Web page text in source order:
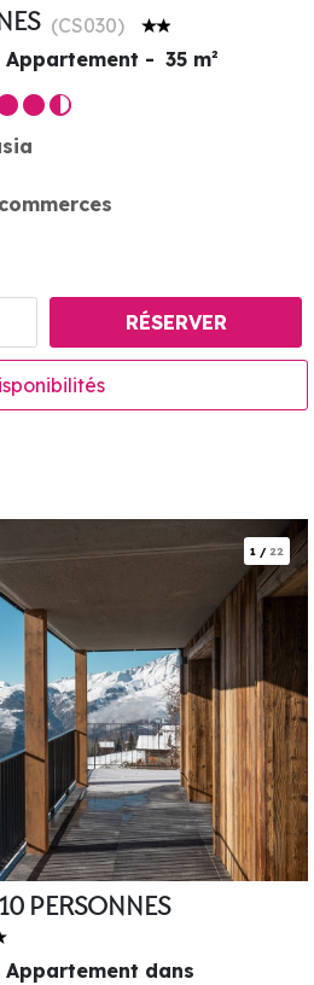
(CS030)
Appartement 35 m²
RÉSERVER
1 / 22
PERSONNES
Appartement dans